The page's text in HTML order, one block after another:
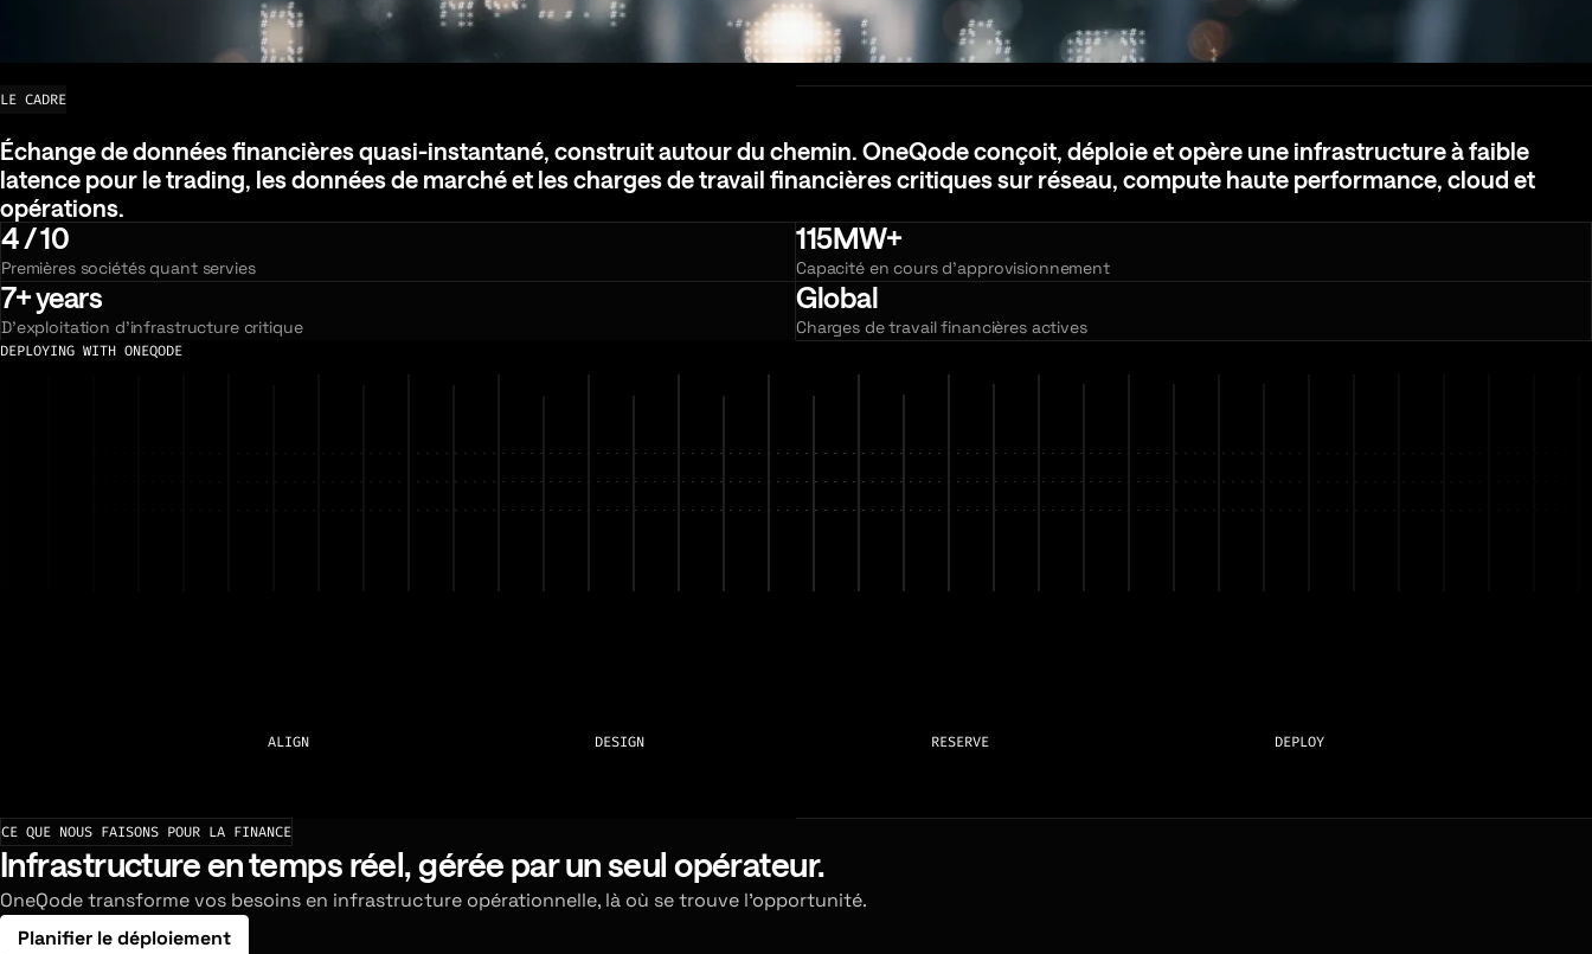
LE CADRE
Échange de données financières quasi-instantané, construit autour du chemin. OneQode conçoit, déploie et opère une infrastructure à faible
Échangededonnéesfinancièresquasi-instantané,construitautourduchemin.OneQodeconçoit,déploieetopèreuneinfrastructureàfaible
latencepourletrading, lesdonnéesdemarchéetleschargesdetravailfinancièrescritiquessurréseau,computehauteperformance,cloudet
opérations.
4 / 10
Premières sociétés quant servies
115MW+
Capacité en cours d'approvisionnement
7+ years
D'exploitation d'infrastructure critique
Global
Charges de travail financières actives
DEPLOYING WITH ONEQODE
ALIGN DESIGN RESERVE DEPLOY
CE QUE NOUS FAISONS POUR LA FINANCE
Infrastructure en temps réel, gérée par un seul opérateur.
OneQode transforme vos besoins en infrastructure opérationnelle, là où se trouve l'opportunité.
Planifier le déploiement